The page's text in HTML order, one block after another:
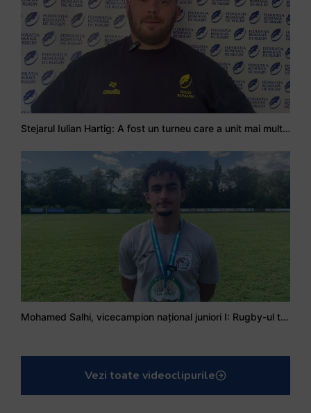
Stejarul Iulian Hartig: A fost un turneu care a unit mai mult echipa
Mohamed Salhi, vicecampion național juniori I: Rugby-ul te învață să accepți și înfrângerile
Vezi toate videoclipurile